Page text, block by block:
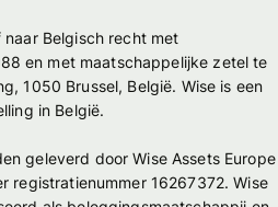
naar Belgisch recht met
en met maatschappelijke zetel te
1050 Brussel, België. Wise is een
in België.
geleverd door Wise Assets Europe
registratienummer 16267372. Wise